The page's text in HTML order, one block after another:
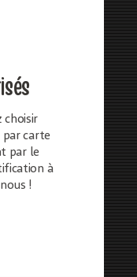
choisir
carte
par le
à
!